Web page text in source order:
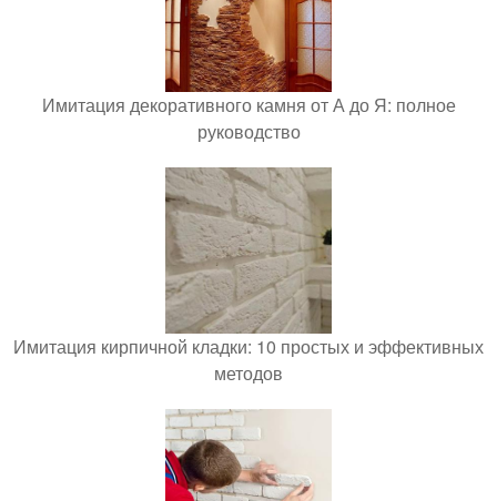
Имитация декоративного камня от А до Я: полное
руководство
Имитация кирпичной кладки: 10 простых и эффективных
методов